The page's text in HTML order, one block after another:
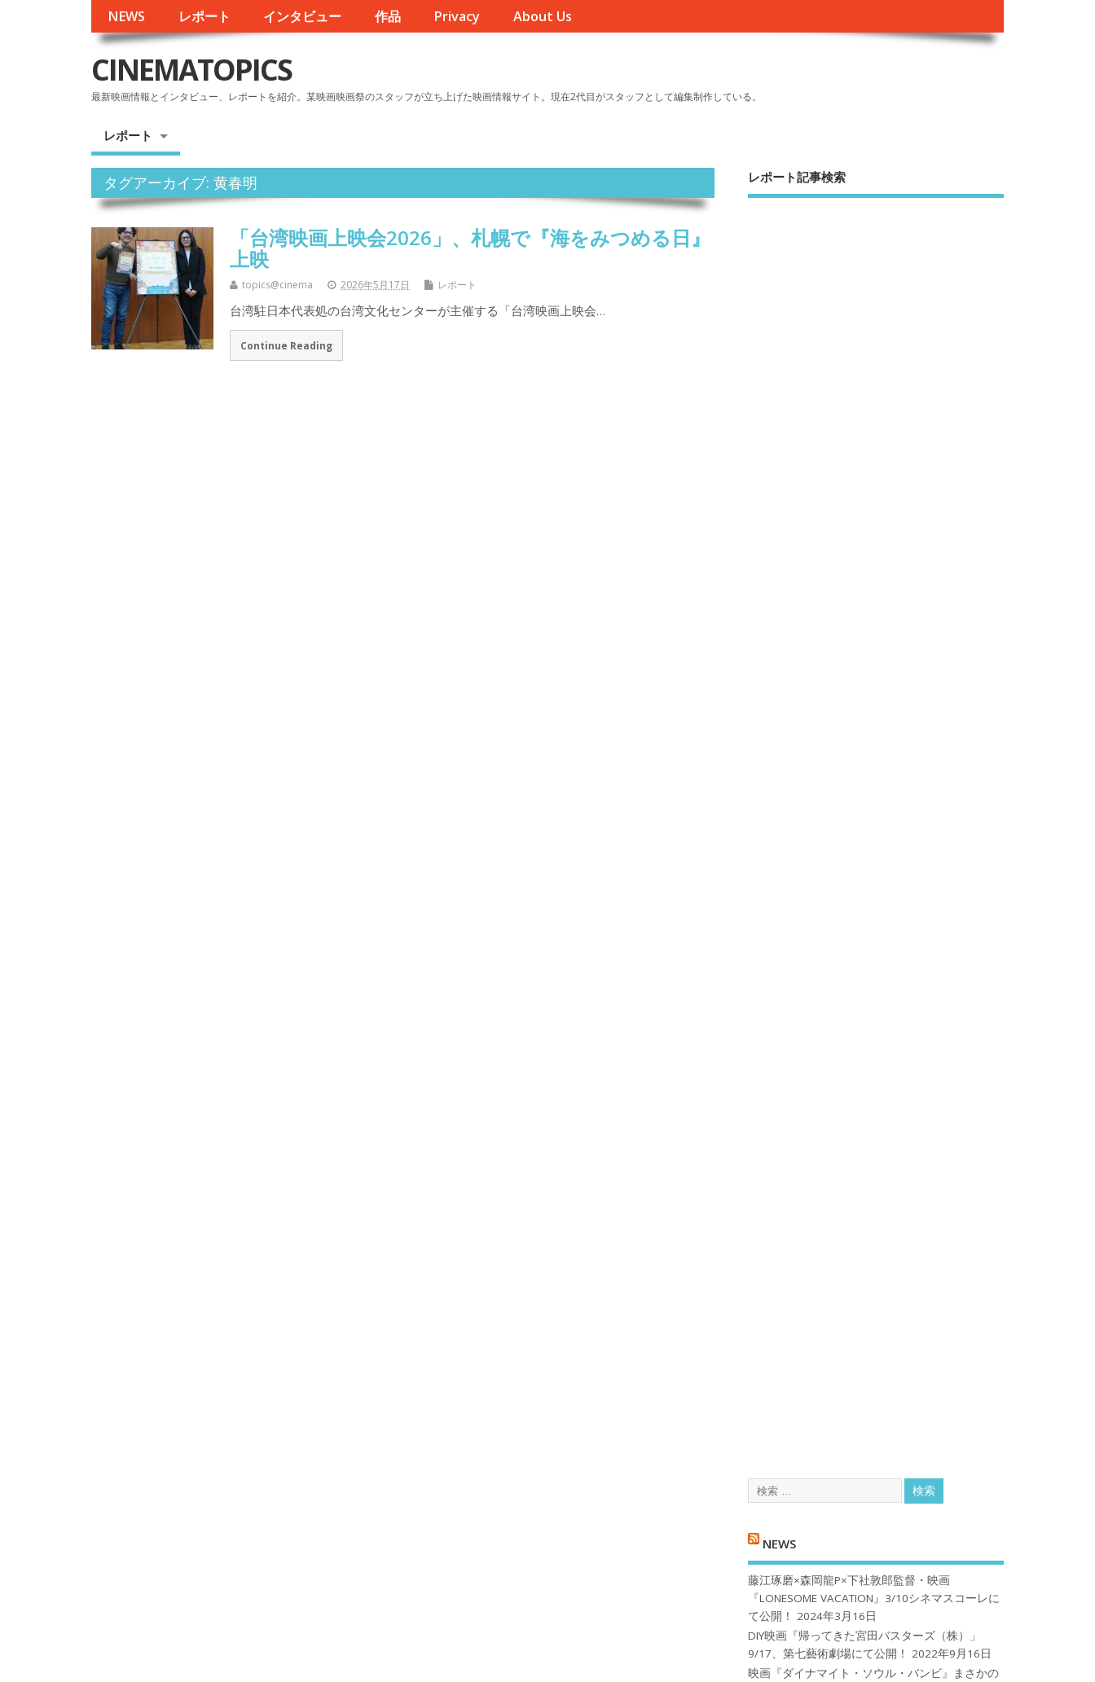
NEWS レポート インタビュー 作品 Privacy About Us
CINEMATOPICS
最新映画情報とインタビュー、レポートを紹介。某映画映画祭のスタッフが立ち上げた映画情報サイト。現在2代目がスタッフとして編集制作している。
レポート
タグアーカイブ: 黄春明
「台湾映画上映会2026」、札幌で『海をみつめる日』
上映
topics@cinema 2026年5月17日 レポート
台湾駐日本代表処の台湾文化センターが主催する「台湾映画上映会…
Continue Reading
レポート記事検索
NEWS
藤江琢磨×森岡龍P×下社敦郎監督・映画
『LONESOME VACATION』3/10シネマスコーレに
て公開！
2024年3月16日
DIY映画『帰ってきた宮田バスターズ（株）」
9/17、第七藝術劇場にて公開！
2022年9月16日
映画『ダイナマイト・ソウル・バンビ』まさかの